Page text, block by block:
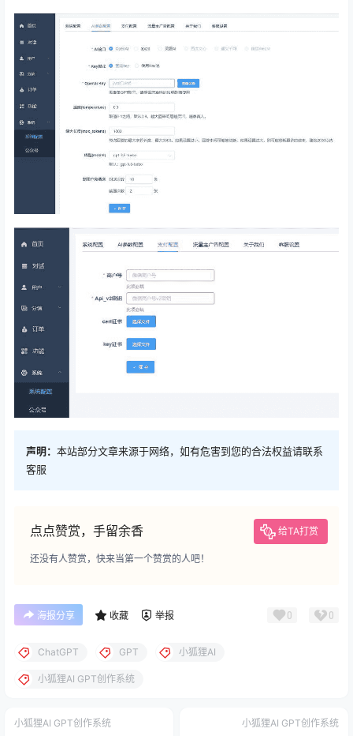
声明： 本站部分文章来源于网络，如有危害到您的合法权益请联系
客服
点点赞赏，手留余香 给TA打赏
还没有人赞赏，快来当第一个赞赏的人吧！
海报分享 收藏 举报 0 0
ChatGPT GPT 小狐狸AI
小狐狸AI GPT创作系统
小狐狸AI GPT创作系统 小狐狸AI GPT创作系统